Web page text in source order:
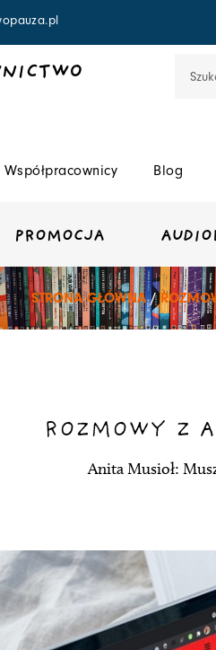
Współpracownicy Blog
PROMOCJA
STRONA GŁÓWNA/
ROZMOWY Z
Anita Musioł: